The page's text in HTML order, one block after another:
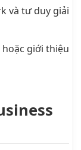
và tư duy giải
giới thiệu